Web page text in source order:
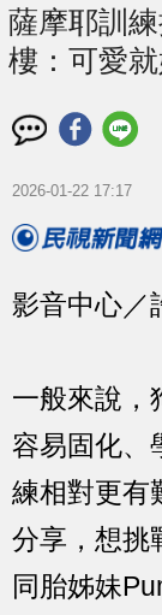
薩摩耶訓
樓：可愛
2026-01-22 17:17
影音中心／
一般來說，
容易固化、
練相對更有
分享，想挑
同胎姊妹